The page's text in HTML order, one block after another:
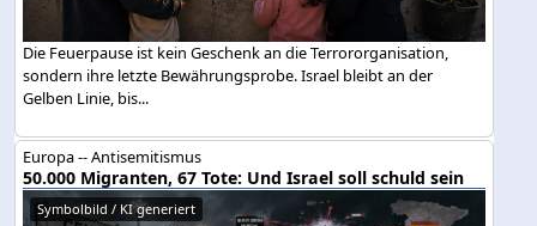
Die Feuerpause ist kein Geschenk an die Terrororganisation,
sondern ihre letzte Bewährungsprobe. Israel bleibt an der
Gelben Linie, bis...
Europa -- Antisemitismus
50.000 Migranten, 67 Tote: Und Israel soll schuld sein
Symbolbild / KI generiert